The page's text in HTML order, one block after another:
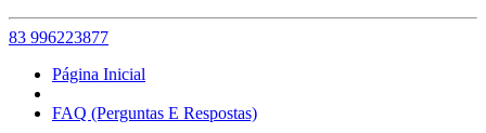
83 996223877
Página Inicial
FAQ (Perguntas E Respostas)